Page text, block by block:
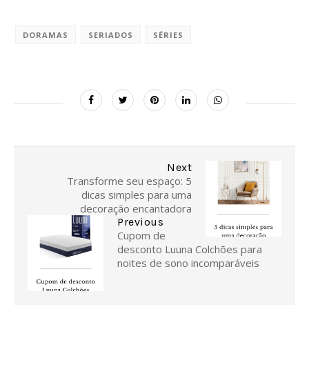
DORAMAS SERIADOS SÉRIES
Next
Transforme seu espaço: 5
dicas simples para uma
decoração encantadora
Previous
Cupom de
desconto Luuna Colchões para
noites de sono incomparáveis